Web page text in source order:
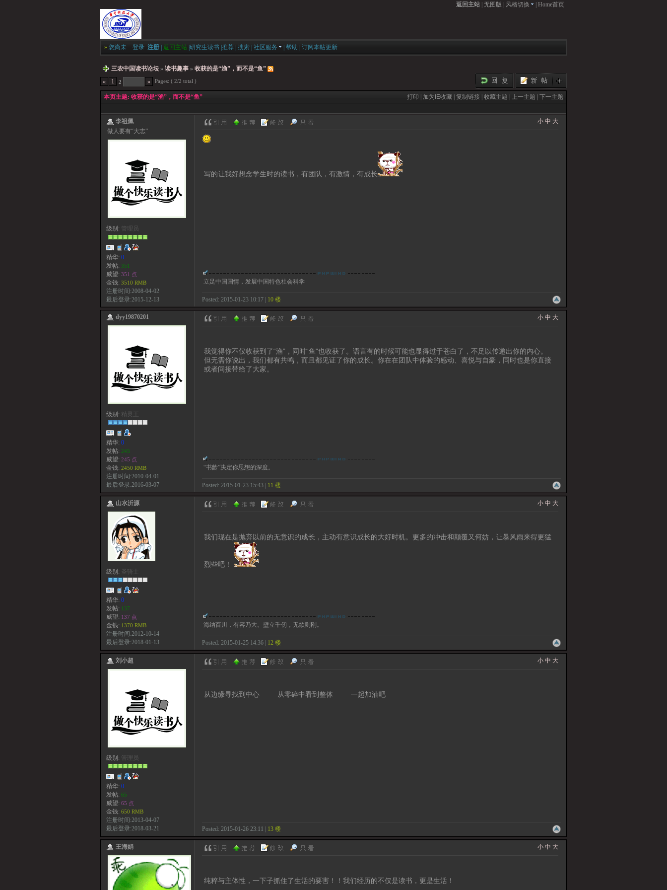
返回主站 无图版 风格切换 Home首页
» 您尚未 登录 注册 返回主站 研究生读书 推荐 搜索 社区服务 帮助 订阅本帖更新
三农中国读书论坛 » 读书趣事 » 收获的是“渔”，而不是“鱼”
«
1 2 » Pages: ( 2/2 total )
本页主题: 收获的是“渔”，而不是“鱼” 打印 | 加为IE收藏 |复制链接 |收藏主题 | 上一主题 |下一主题
李祖佩
做人要有“大志”
级别: 管理员
精华: 0
发帖: 351
威望: 351 点
金钱: 3510 RMB
注册时间:2008-04-02
最后登录:2015-12-13
小 中 大
写的让我好想念学生时的读书，有团队，有激情，有成长
立足中国国情，发展中国特色社会科学
Posted: 2015-01-23 10:17 | 10 楼
dyy19870201
级别: 精灵王
精华: 0
发帖: 245
威望: 245 点
金钱: 2450 RMB
注册时间:2010-04-01
最后登录:2016-03-07
小 中 大
我觉得你不仅收获到了“渔”，同时“鱼"也收获了。语言有的时候可能也显得过于苍白了，不足以传递出你的内心。
但无需你说出，我们都有共鸣，而且都见证了你的成长。你在在团队中体验的感动、喜悦与自豪，同时也是你直接
或者间接带给了大家。
“书龄”决定你思想的深度。
Posted: 2015-01-23 15:43 | 11 楼
山水沂源
级别: 圣骑士
精华: 0
发帖: 137
威望: 137 点
金钱: 1370 RMB
注册时间:2012-10-14
最后登录:2018-01-13
小 中 大
我们现在是抛弃以前的无意识的成长，主动有意识成长的大好时机。更多的冲击和颠覆又何妨，让暴风雨来得更猛
烈些吧！
海纳百川，有容乃大。壁立千仞，无欲则刚。
Posted: 2015-01-25 14:36 | 12 楼
刘小超
级别: 管理员
精华: 0
发帖: 65
威望: 65 点
金钱: 650 RMB
注册时间:2013-04-07
最后登录:2018-03-21
小 中 大
从边缘寻找到中心 从零碎中看到整体 一起加油吧
Posted: 2015-01-26 23:11 | 13 楼
王海娟 小 中 大
纯粹与主体性，一下子抓住了生活的要害！！我们经历的不仅是读书，更是生活！